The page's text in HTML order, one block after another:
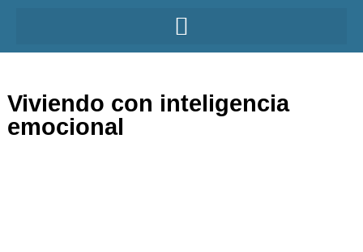
Viviendo con inteligencia
emocional